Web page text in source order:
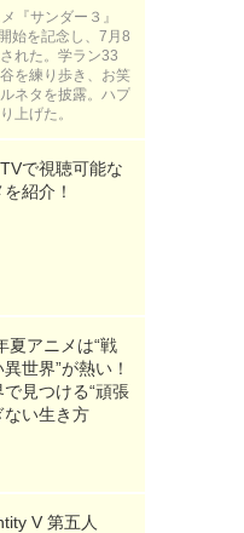
『サンダー３』
始を記念し、7月8
れた。学ラン33
を練り歩き、お笑
ネタを披露。ハプ
上げた。
で視聴可能な
紹介！
夏アニメは“戦
世界”が熱い！
見つける“頑張
ない生き方
V 第五人